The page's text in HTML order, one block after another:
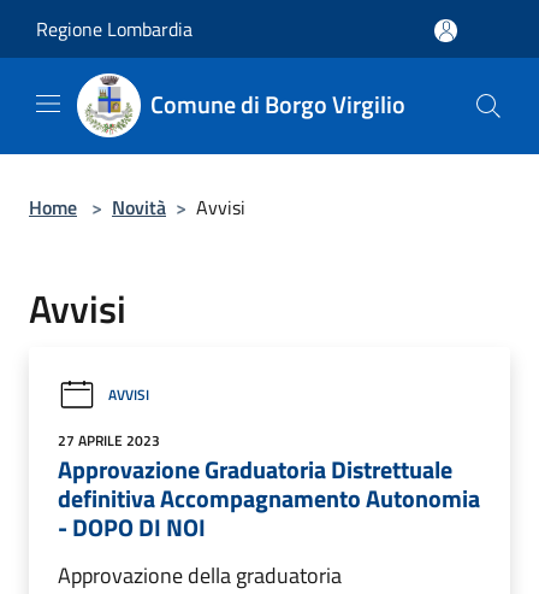
Regione Lombardia
Comune di Borgo Virgilio
Home > Novità > Avvisi
Avvisi
AVVISI
27 APRILE 2023
Approvazione Graduatoria Distrettuale
definitiva Accompagnamento Autonomia
- DOPO DI NOI
Approvazione della graduatoria